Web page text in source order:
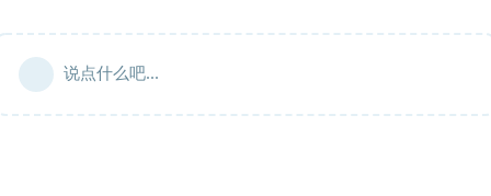
说点什么吧...